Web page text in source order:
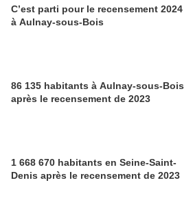
C’est parti pour le recensement 2024
à Aulnay-sous-Bois
86 135 habitants à Aulnay-sous-Bois
après le recensement de 2023
1 668 670 habitants en Seine-Saint-
Denis après le recensement de 2023